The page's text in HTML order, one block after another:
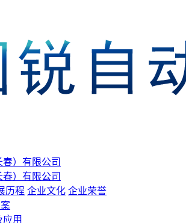
）有限公司
）有限公司
历程 企业文化 企业荣誉
用